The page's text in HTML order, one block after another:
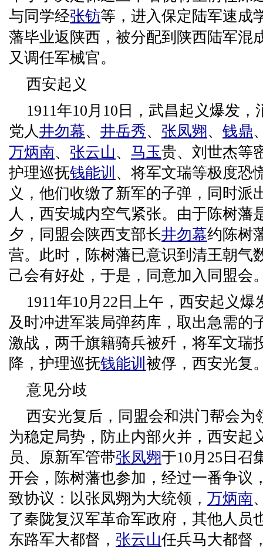
与同学经张钫等，进入保定陆军速成
藩毕业返陕西，被分配到陕西陆军混
又调任军械官。
西安起义
1911年10月10日，武昌起义爆发
党人井勿幕、 井岳秀、 张凤翙、 钱鼎
万炳南、 张云山、 马玉贵、刘世杰等
护理巡抚钱能训 、将军文瑞等极度恐
义，他们收缴了新军的子弹，同时派
人，西安城内空气紧张。由于陈树藩
夕，同盟会陕西支部长井勿幕约陈树
营。此时，陈树藩已意识到清王朝气
己会有好处，于是，同意加入同盟会
1911年10月22日上午，西安起义
及时冲进军装局弹药库，取出急需的
激战，两千旗籍骑兵被歼，将军文瑞
降，护理巡抚钱能训 被俘，西安光复
意见分歧
西安光复后，同盟会和洪门帮会为
为稳定局势，防止内部火并，西安起
员、原新军管带张凤翙于10月25日召
开会，陈树藩也参加，经过一番争议
致协议：以张凤翙为大统领， 万炳南
了秦陇复汉军革命军政府，其他人员
东路军大都督， 张云山任兵马大都督